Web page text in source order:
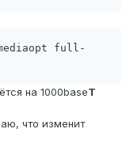
full-
на 1000baseT
что изменит